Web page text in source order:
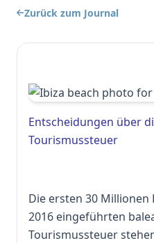
Zurück zum Journal
Entscheidungen über
Tourismussteuer
Die ersten 30 Millionen
2016 eingeführten
Tourismussteuer